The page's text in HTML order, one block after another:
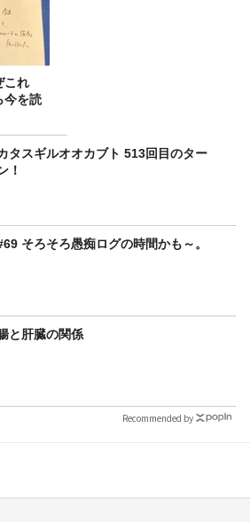
これ
今を読
タスギルオオカブト 513回目のター
！
そろそろ愚痴ログの時間かも～。
と肝臓の関係
Recommended by